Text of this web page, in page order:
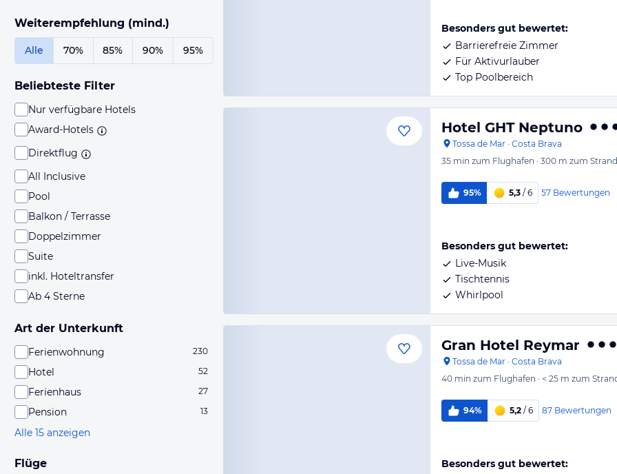
Weiterempfehlung (mind.)
Alle 70% 85% 90% 95%
Beliebteste Filter
Nur verfügbare Hotels
Award-Hotels
Direktflug
All Inclusive
Pool
Balkon / Terrasse
Doppelzimmer
Suite
inkl. Hoteltransfer
Ab 4 Sterne
Art der Unterkunft
Ferienwohnung 230
Hotel 52
Ferienhaus 27
Pension 13
Alle 15 anzeigen
Flüge
Besonders gut bewertet:
Barrierefreie Zimmer
Für Aktivurlauber
Top Poolbereich
Hotel GHT Neptuno
Tossa de Mar · Costa Brava
35 min zum Flughafen · 300 m zum Strand
95% 5,3 / 6 57 Bewertungen
Besonders gut bewertet:
Live-Musik
Tischtennis
Whirlpool
Gran Hotel Reymar
Tossa de Mar · Costa Brava
40 min zum Flughafen · < 25 m zum
94% 5,2 / 6 87 Bewertungen
Besonders gut bewertet: